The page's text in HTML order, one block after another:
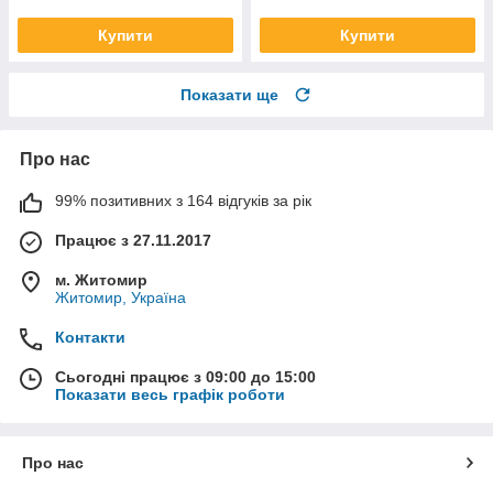
Купити Купити
Показати ще
Про нас
99% позитивних з 164 відгуків за рік
Працює з 27.11.2017
м. Житомир
Житомир, Україна
Контакти
Сьогодні працює з 09:00 до 15:00
Показати весь графік роботи
Про нас